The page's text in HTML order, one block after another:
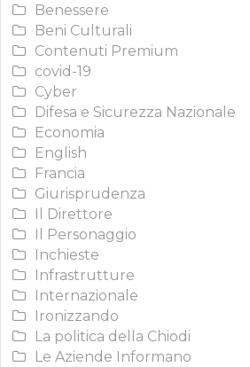
Benessere
Beni Culturali
Contenuti Premium
covid-19
Cyber
Difesa e Sicurezza Nazionale
Economia
English
Francia
Giurisprudenza
Il Direttore
Il Personaggio
Inchieste
Infrastrutture
Internazionale
Ironizzando
La politica della Chiodi
Le Aziende Informano